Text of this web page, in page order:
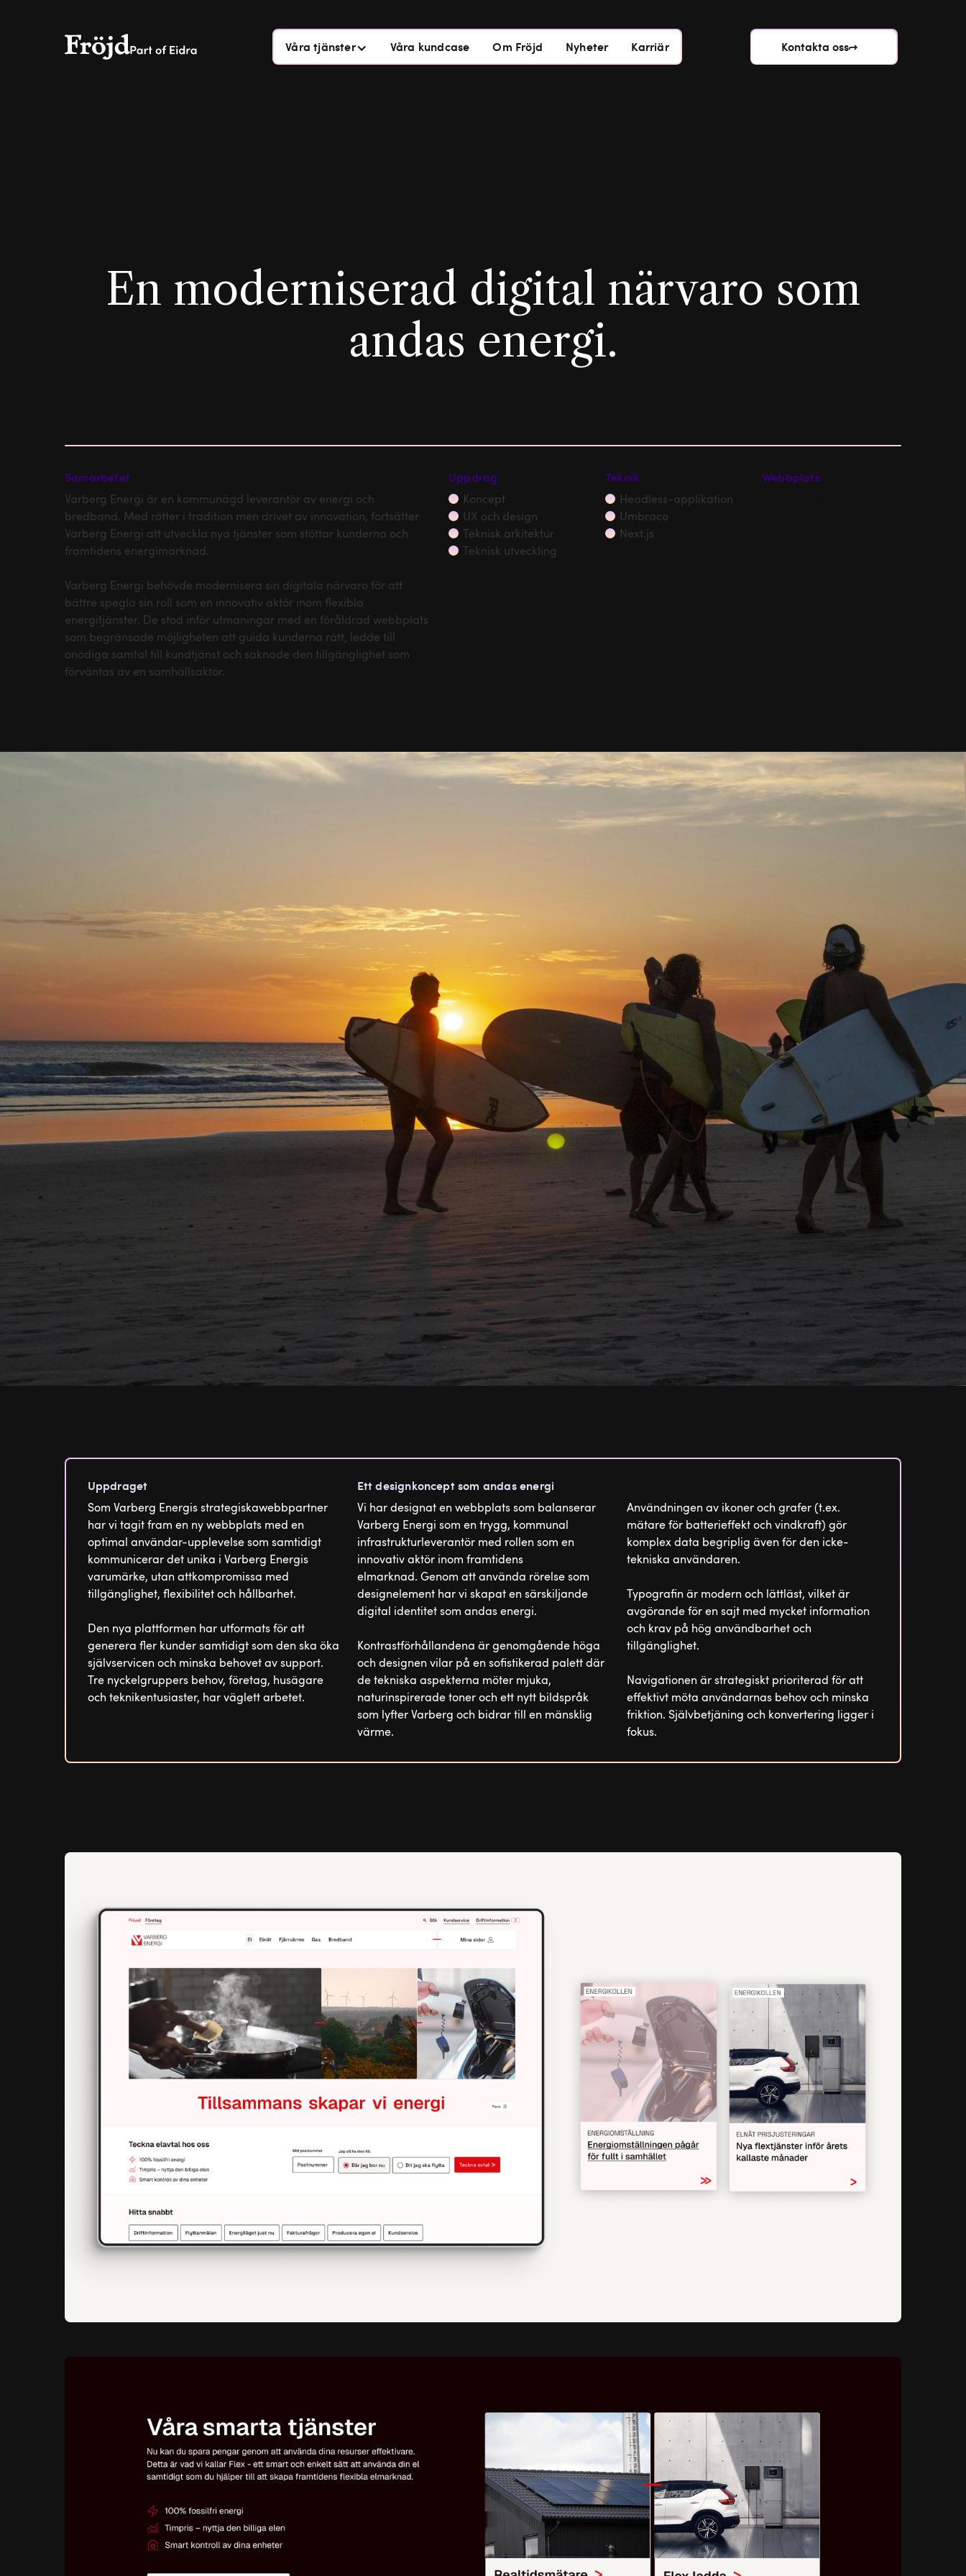
Våra tjänster Våra kundcase Om Fröjd Nyheter Karriär Kontakta oss
En moderniserad digital närvaro som
andas energi.
Samarbetet
Varberg Energi är en kommunägd leverantör av energi och
bredband. Med rötter i tradition men drivet av innovation, fortsätter
Varberg Energi att utveckla nya tjänster som stöttar kunderna och
framtidens energimarknad.
Varberg Energi behövde modernisera sin digitala närvaro för att
bättre spegla sin roll som en innovativ aktör inom flexibla
energitjänster. De stod inför utmaningar med en föråldrad webbplats
som begränsade möjligheten att guida kunderna rätt, ledde till
onödiga samtal till kundtjänst och saknade den tillgänglighet som
förväntas av en samhällsaktör.
Uppdrag
Koncept
UX och design
Teknisk arkitektur
Teknisk utveckling
Teknik
Headless-applikation
Umbraco
Next.js
Webbplats
Uppdraget
Som Varberg Energis strategiskawebbpartner
har vi tagit fram en ny webbplats med en
optimal användar-upplevelse som samtidigt
kommunicerar det unika i Varberg Energis
varumärke, utan attkompromissa med
tillgänglighet, flexibilitet och hållbarhet.
Den nya plattformen har utformats för att
generera fler kunder samtidigt som den ska öka
självservicen och minska behovet av support.
Tre nyckelgruppers behov, företag, husägare
och teknikentusiaster, har väglett arbetet.
Ett designkoncept som andas energi
Vi har designat en webbplats som balanserar
Varberg Energi som en trygg, kommunal
infrastrukturleverantör med rollen som en
innovativ aktör inom framtidens
elmarknad. Genom att använda rörelse som
designelement har vi skapat en särskiljande
digital identitet som andas energi.
Kontrastförhållandena är genomgående höga
och designen vilar på en sofistikerad palett där
de tekniska aspekterna möter mjuka,
naturinspirerade toner och ett nytt bildspråk
som lyfter Varberg och bidrar till en mänsklig
värme.
Användningen av ikoner och grafer (t.ex.
mätare för batterieffekt och vindkraft) gör
komplex data begriplig även för den icke-
tekniska användaren.
Typografin är modern och lättläst, vilket är
avgörande för en sajt med mycket information
och krav på hög användbarhet och
tillgänglighet.
Navigationen är strategiskt prioriterad för att
effektivt möta användarnas behov och minska
friktion. Självbetjäning och konvertering ligger i
fokus.